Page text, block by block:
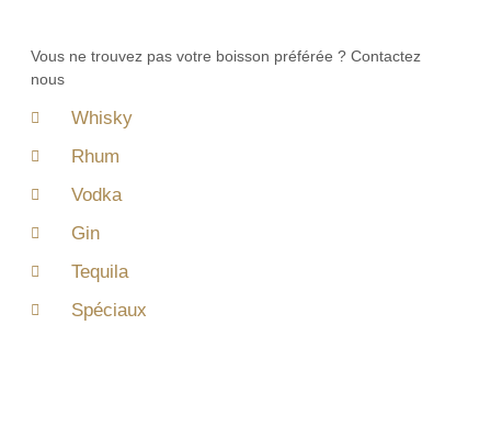
Vous ne trouvez pas votre boisson préférée ? Contactez
nous
Whisky
Rhum
Vodka
Gin
Tequila
Spéciaux